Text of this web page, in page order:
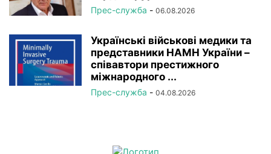
Прес-служба - 06.08.2026
Українські військові медики та
представники НАМН України –
співавтори престижного
міжнародного ...
Прес-служба - 04.08.2026